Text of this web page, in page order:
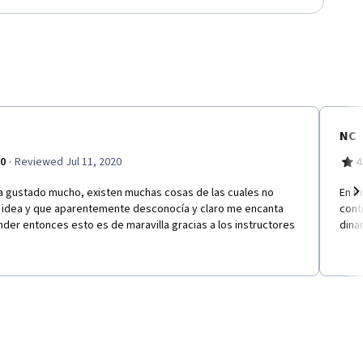
· Reviewed Jul 11, 2020
gustado mucho, existen muchas cosas de las cuales no
y que aparentemente desconocía y claro me encanta
entonces esto es de maravilla gracias a los instructores
NC
En